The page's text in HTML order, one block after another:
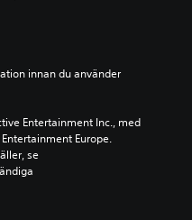
Entertainment Inc., med
Europe.
se